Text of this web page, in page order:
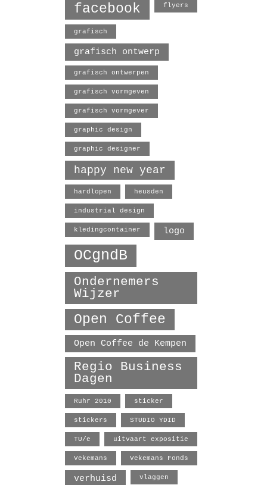
facebook flyers
grafisch
grafisch ontwerp
grafisch ontwerpen
grafisch vormgeven
grafisch vormgever
graphic design
graphic designer
happy new year
hardlopen heusden
industrial design
kledingcontainer logo
OCgndB
Ondernemers
Wijzer
Open Coffee
Open Coffee de Kempen
Regio Business
Dagen
Ruhr 2010 sticker
stickers STUDIO YDID
TU/e uitvaart expositie
Vekemans Vekemans Fonds
verhuisd vlaggen